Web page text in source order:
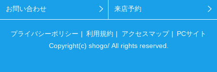
お問い合わせ 来店予約
プライバシーポリシー 利用規約 アクセスマップ
PCサイト
Copyright(c) shogo/ All rights reserved.